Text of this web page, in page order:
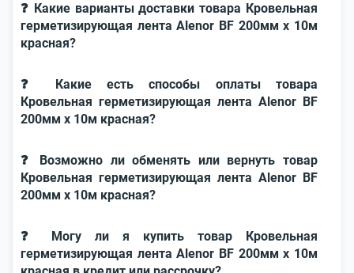
❓ Какие варианты доставки товара Кровельная
герметизирующая лента Alenor BF 200мм x 10м
красная?
❓ Какие есть способы оплаты товара
Кровельная герметизирующая лента Alenor BF
200мм x 10м красная?
❓ Возможно ли обменять или вернуть товар
Кровельная герметизирующая лента Alenor BF
200мм x 10м красная?
❓ Могу ли я купить товар Кровельная
герметизирующая лента Alenor BF 200мм x 10м